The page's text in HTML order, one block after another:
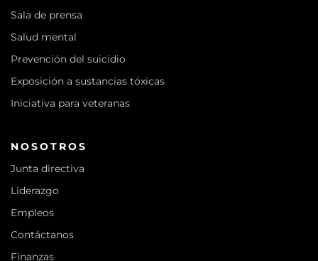
Sala de prensa
Salud mental
Prevención del suicidio
Exposición a sustancias tóxicas
Iniciativa para veteranas
NOSOTROS
Junta directiva
Liderazgo
Empleos
Contáctanos
Finanzas